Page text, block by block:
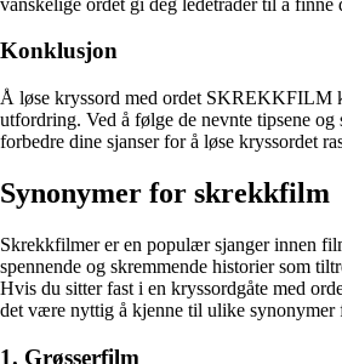
Konklusjon
Å løse kryssord med ordet SKREKKFILM
utfordring. Ved å følge de nevnte tipsene og
forbedre dine sjanser for å løse kryssordet
Synonymer for skrekkfilm
Skrekkfilmer er en populær sjanger innen
spennende og skremmende historier som
Hvis du sitter fast i en kryssordgåte med
det være nyttig å kjenne til ulike synonymer
1. Grøsserfilm